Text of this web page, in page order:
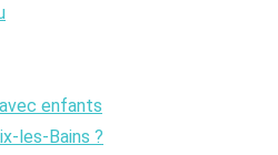
enfants
les-Bains ?